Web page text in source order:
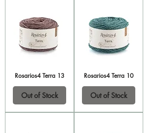
Rosarios4 Terra 13
Out of Stock
Rosarios4 Terra 10
Out of Stock